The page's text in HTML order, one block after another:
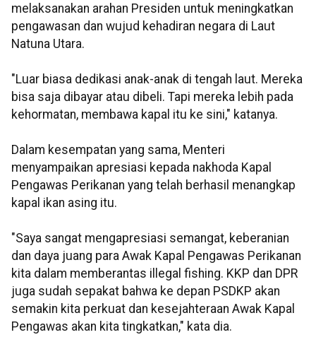
melaksanakan arahan Presiden untuk meningkatkan
pengawasan dan wujud kehadiran negara di Laut
Natuna Utara.
"Luar biasa dedikasi anak-anak di tengah laut. Mereka
bisa saja dibayar atau dibeli. Tapi mereka lebih pada
kehormatan, membawa kapal itu ke sini," katanya.
Dalam kesempatan yang sama, Menteri
menyampaikan apresiasi kepada nakhoda Kapal
Pengawas Perikanan yang telah berhasil menangkap
kapal ikan asing itu.
"Saya sangat mengapresiasi semangat, keberanian
dan daya juang para Awak Kapal Pengawas Perikanan
kita dalam memberantas illegal fishing. KKP dan DPR
juga sudah sepakat bahwa ke depan PSDKP akan
semakin kita perkuat dan kesejahteraan Awak Kapal
Pengawas akan kita tingkatkan," kata dia.